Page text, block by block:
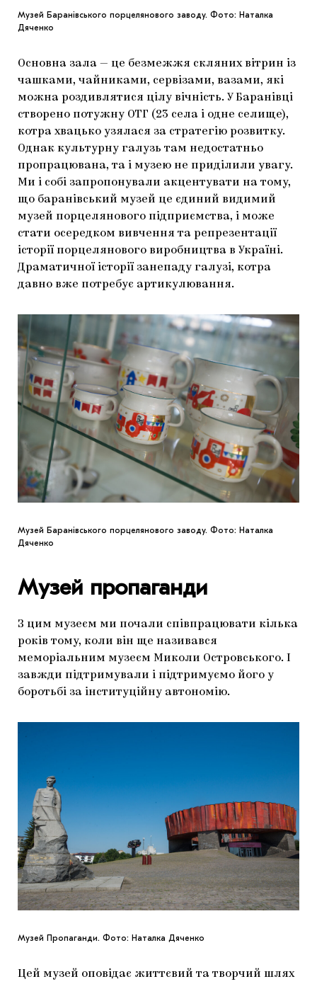
Музей Баранівського порцелянового заводу. Фото: Наталка
Дяченко
Основна зала — це безмежжя скляних вітрин із
чашками, чайниками, сервізами, вазами, які
можна роздивлятися цілу вічність. У Баранівці
створено потужну ОТГ (23 села і одне селище),
котра хвацько узялася за стратегію розвитку.
Однак культурну галузь там недостатньо
пропрацювана, та і музею не приділили увагу.
Ми і собі запропонували акцентувати на тому,
що баранівський музей це єдиний видимий
музей порцелянового підприємства, і може
стати осередком вивчення та репрезентації
історії порцелянового виробництва в Україні.
Драматичної історії занепаду галузі, котра
давно вже потребує артикулювання.
Музей Баранівського порцелянового заводу. Фото: Наталка
Дяченко
Музей пропаганди
З цим музеєм ми почали співпрацювати кілька
років тому, коли він ще називався
меморіальним музеєм Миколи Островського. І
завжди підтримували і підтримуємо його у
боротьбі за інституційну автономію.
Музей Пропаганди. Фото: Наталка Дяченко
Цей музей оповідає життєвий та творчий шлях